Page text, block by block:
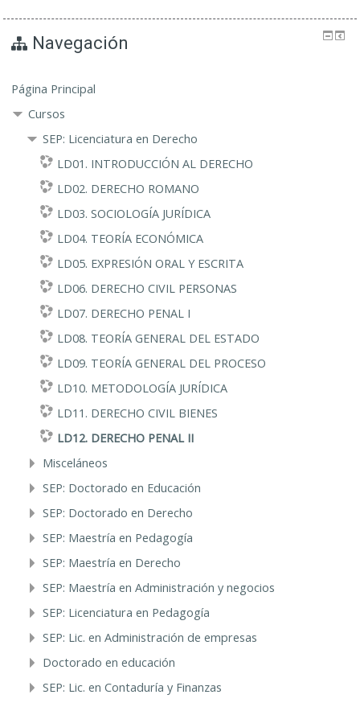
Navegación
Página Principal
Cursos
SEP: Licenciatura en Derecho
LD01. INTRODUCCIÓN AL DERECHO
LD02. DERECHO ROMANO
LD03. SOCIOLOGÍA JURÍDICA
LD04. TEORÍA ECONÓMICA
LD05. EXPRESIÓN ORAL Y ESCRITA
LD06. DERECHO CIVIL PERSONAS
LD07. DERECHO PENAL I
LD08. TEORÍA GENERAL DEL ESTADO
LD09. TEORÍA GENERAL DEL PROCESO
LD10. METODOLOGÍA JURÍDICA
LD11. DERECHO CIVIL BIENES
LD12. DERECHO PENAL II
Misceláneos
SEP: Doctorado en Educación
SEP: Doctorado en Derecho
SEP: Maestría en Pedagogía
SEP: Maestría en Derecho
SEP: Maestría en Administración y negocios
SEP: Licenciatura en Pedagogía
SEP: Lic. en Administración de empresas
Doctorado en educación
SEP: Lic. en Contaduría y Finanzas